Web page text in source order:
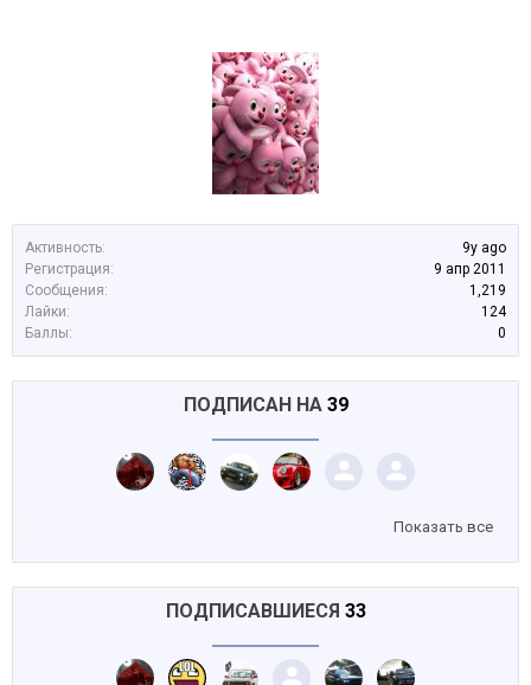
Активность:
9y ago
Регистрация:
9 апр 2011
Сообщения:
1,219
Лайки:
124
Баллы:
0
ПОДПИСАН НА 39
Показать все
ПОДПИСАВШИЕСЯ 33